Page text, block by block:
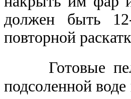
должен быть
повторной
Готовые
подсоленной